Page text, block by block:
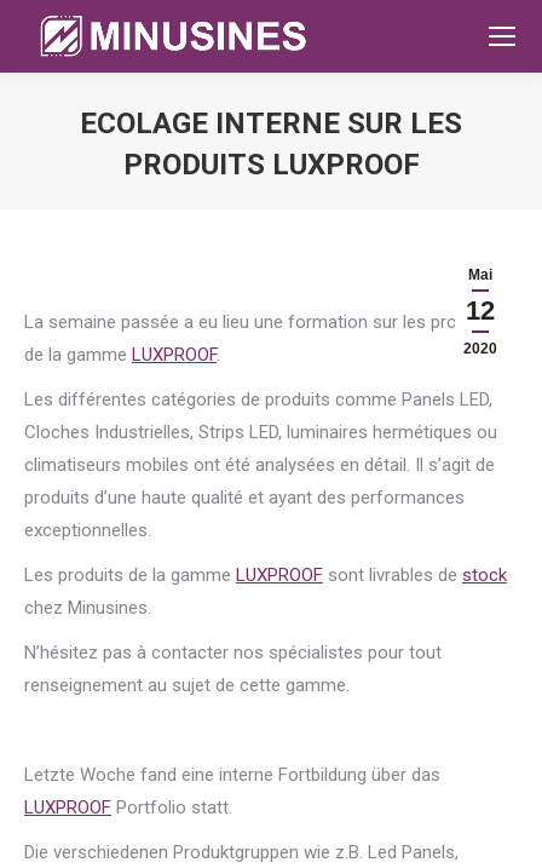
ECOLAGE INTERNE SUR LES
PRODUITS LUXPROOF
Mai
12
2020
La semaine passée a eu lieu une formation sur les produits
de la gamme LUXPROOF.
Les différentes catégories de produits comme Panels LED,
Cloches Industrielles, Strips LED, luminaires hermétiques ou
climatiseurs mobiles ont été analysées en détail. Il s’agit de
produits d’une haute qualité et ayant des performances
exceptionnelles.
Les produits de la gamme LUXPROOF sont livrables de stock
chez Minusines.
N’hésitez pas à contacter nos spécialistes pour tout
renseignement au sujet de cette gamme.
Letzte Woche fand eine interne Fortbildung über das
LUXPROOF Portfolio statt.
Die verschiedenen Produktgruppen wie z.B. Led Panels,